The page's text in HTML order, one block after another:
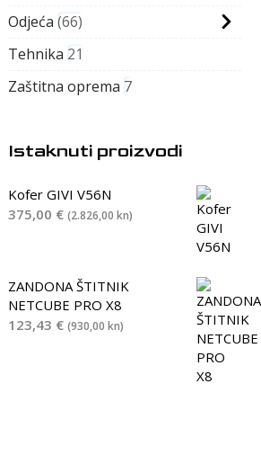
Odjeća 66
Tehnika 21
Zaštitna oprema 7
Istaknuti proizvodi
Kofer GIVI V56N
375,00 € (2.826,00 kn)
ZANDONA ŠTITNIK
NETCUBE PRO X8
123,43 € (930,00 kn)